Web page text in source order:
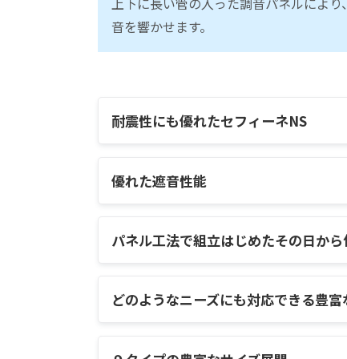
音を響かせます。
耐震性にも優れたセフィーネNS
優れた遮音性能
パネル工法で組立はじめたその日から
どのようなニーズにも対応できる豊